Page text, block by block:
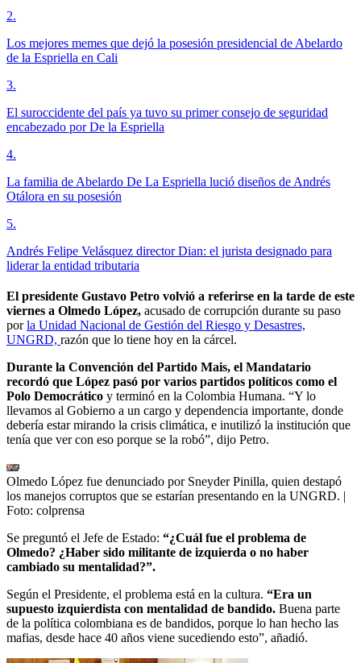
2.
Los mejores memes que dejó la posesión presidencial de Abelardo
de la Espriella en Cali
3.
El suroccidente del país ya tuvo su primer consejo de seguridad
encabezado por De la Espriella
4.
La familia de Abelardo De La Espriella lució diseños de Andrés
Otálora en su posesión
5.
Andrés Felipe Velásquez director Dian: el jurista designado para
liderar la entidad tributaria
El presidente Gustavo Petro volvió a referirse en la tarde de este
viernes a Olmedo López, acusado de corrupción durante su paso
porla Unidad Nacional de Gestión del Riesgo y Desastres,
UNGRD, razón que lo tiene hoy en la cárcel.
Durante la Convención del Partido Mais, el Mandatario
recordó que López pasó por varios partidos políticos como el
Polo Democrático y terminó en la Colombia Humana. “Y lo
llevamos al Gobierno a un cargo y dependencia importante, donde
debería estar mirando la crisis climática, e inutilizó la institución que
tenía que ver con eso porque se la robó”, dijo Petro.
Olmedo López fue denunciado por Sneyder Pinilla, quien destapó
los manejos corruptos que se estarían presentando en la UNGRD. |
Foto: colprensa
Se preguntó el Jefe de Estado: “¿Cuál fue el problema de
Olmedo? ¿Haber sido militante de izquierda o no haber
cambiado su mentalidad?”.
Según el Presidente, el problema está en la cultura. “Era un
supuesto izquierdista con mentalidad de bandido. Buena parte
de la política colombiana es de bandidos, porque lo han hecho las
mafias, desde hace 40 años viene sucediendo esto”, añadió.